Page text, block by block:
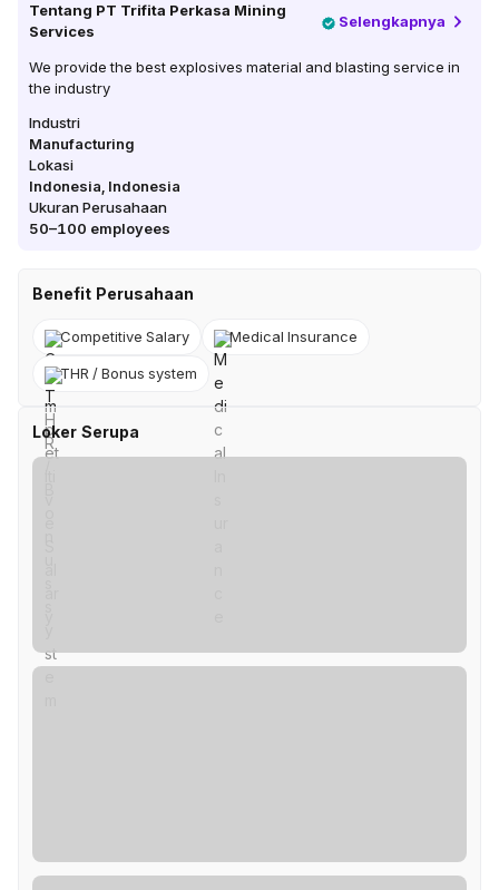
Tentang PT Trifita Perkasa Mining
Services
Selengkapnya
We provide the best explosives material and blasting service in
the industry
Industri
Manufacturing
Lokasi
Indonesia Indonesia
Ukuran Perusahaan
50–100 employees
Benefit Perusahaan
Competitive Salary Medical Insurance
THR / Bonus system
Loker Serupa